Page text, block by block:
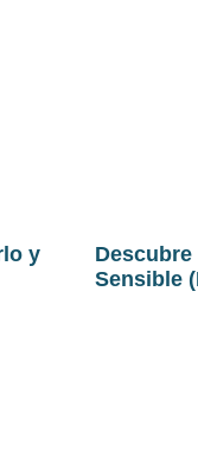
y
Sensible